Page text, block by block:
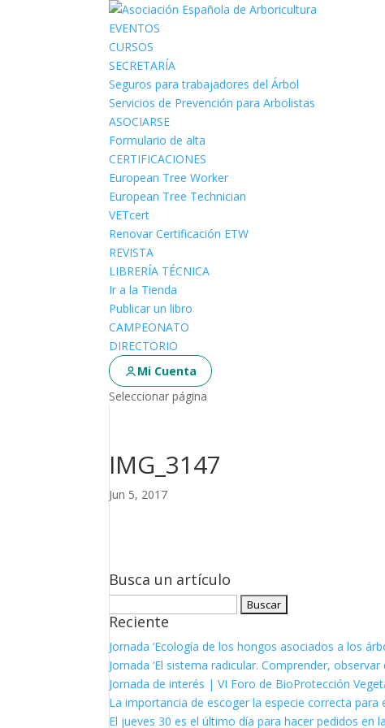
EVENTOS
CURSOS
SECRETARÍA
Seguros para trabajadores del Árbol
Servicios de Prevención para Arbolistas
ASOCIARSE
Formulario de alta
CERTIFICACIONES
European Tree Worker
European Tree Technician
VETcert
Renovar Certificación ETW
REVISTA
LIBRERÍA TÉCNICA
Ir a la Tienda
Publicar un libro
CAMPEONATO
DIRECTORIO
Mi Cuenta
Seleccionar página
IMG_3147
Jun 5, 2017
Busca un artículo
Reciente
Jornada ‘Ecología de los hongos asociados a los
Jornada ‘El sistema radicular. Comprender,
Jornada de interés | VI Foro de BioProtección
La importancia de escoger la especie correcta para
El jueves 30 es el último día para hacer pedidos en